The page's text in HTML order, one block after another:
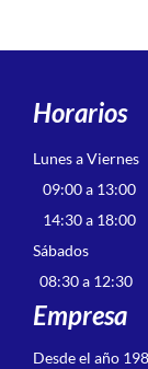
Horarios
Lunes a Viernes
09:00 a 13:00
14:30 a 18:00
Sábados
08:30 a 12:30
Empresa
Desde el año